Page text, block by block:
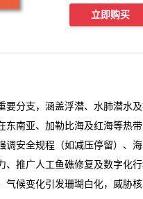
立即购买
要分支，涵盖浮潜、水肺潜水
东南亚、加勒比海及红海等热
调安全规程（如减压停留）、
、推广人工鱼礁修复及数字化
气候变化引发珊瑚白化，威胁